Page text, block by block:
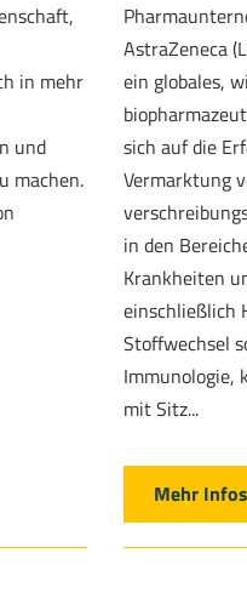
in mehr
und
machen.
AstraZeneca
ein globales,
sich auf die
Vermarktung
in den
Krankheiten
einschließlich
Stoffwechsel
Immunologie,
mit Sitz...
Mehr Infos